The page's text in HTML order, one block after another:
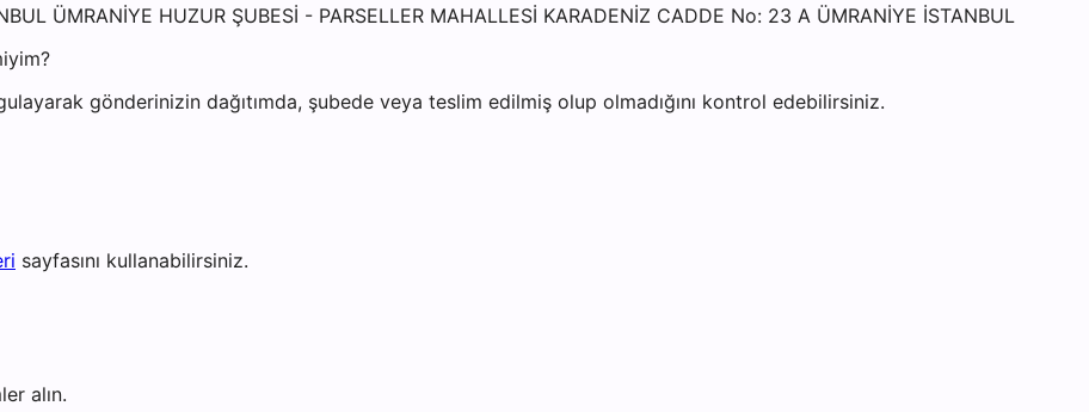
ÜMRANİYE HUZUR ŞUBESİ - PARSELLER MAHALLESİ KARADENİZ CADDE No: 23 A ÜMRANİYE İSTANBUL
gönderinizin dağıtımda, şubede veya teslim edilmiş olup olmadığını kontrol edebilirsiniz.
sayfasını kullanabilirsiniz.
alın.